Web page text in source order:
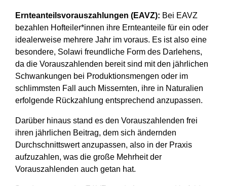
Ernteanteilsvorauszahlungen (EAVZ): Bei EAVZ
bezahlen Hofteiler*innen ihre Ernteanteile für ein oder
idealerweise mehrere Jahr im voraus. Es ist also eine
besondere, Solawi freundliche Form des Darlehens,
da die Vorauszahlenden bereit sind mit den jährlichen
Schwankungen bei Produktionsmengen oder im
schlimmsten Fall auch Missernten, ihre in Naturalien
erfolgende Rückzahlung entsprechend anzupassen.
Darüber hinaus stand es den Vorauszahlenden frei
ihren jährlichen Beitrag, dem sich ändernden
Durchschnittswert anzupassen, also in der Praxis
aufzuzahlen, was die große Mehrheit der
Vorauszahlenden auch getan hat.